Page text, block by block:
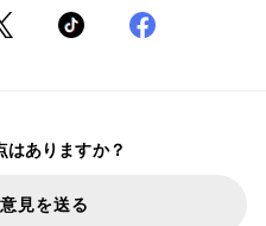
はありますか？
見を送る